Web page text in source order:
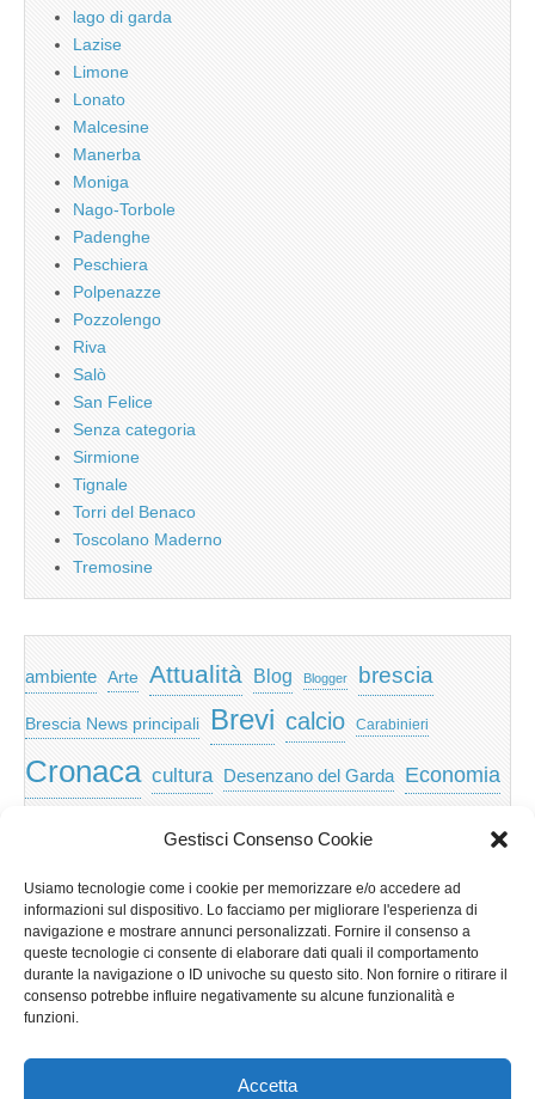
Gestisci Consenso Cookie
Usiamo tecnologie come i cookie per memorizzare e/o accedere ad
informazioni sul dispositivo. Lo facciamo per migliorare l'esperienza di
navigazione e mostrare annunci personalizzati. Fornire il consenso a
queste tecnologie ci consente di elaborare dati quali il comportamento
durante la navigazione o ID univoche su questo sito. Non fornire o ritirare il
consenso potrebbe influire negativamente su alcune funzionalità e
funzioni.
Accetta
lago di garda
Lazise
Limone
Lonato
Malcesine
Manerba
Moniga
Nago-Torbole
Padenghe
Peschiera
Polpenazze
Pozzolengo
Riva
Salò
San Felice
Senza categoria
Sirmione
Tignale
Torri del Benaco
Toscolano Maderno
Tremosine
ambiente Arte Attualità Blog Blogger brescia
Brescia News principali Brevi calcio Carabinieri
Cronaca cultura Desenzano del Garda Economia
lago di garda Musica Nera news Notizie
Notizie dal Garda
Notizie Lombardia
Notizie per categoria Notizie Provincia di Brescia
Regione Lombardia